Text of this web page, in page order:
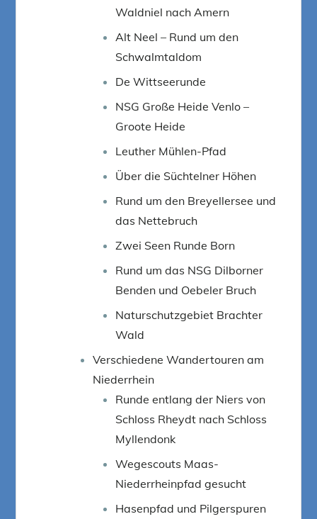
Waldniel nach Amern
Alt Neel – Rund um den
Schwalmtaldom
De Wittseerunde
NSG Große Heide Venlo –
Groote Heide
Leuther Mühlen-Pfad
Über die Süchtelner Höhen
Rund um den Breyellersee und
das Nettebruch
Zwei Seen Runde Born
Rund um das NSG Dilborner
Benden und Oebeler Bruch
Naturschutzgebiet Brachter
Wald
Verschiedene Wandertouren am
Niederrhein
Runde entlang der Niers von
Schloss Rheydt nach Schloss
Myllendonk
Wegescouts Maas-
Niederrheinpfad gesucht
Hasenpfad und Pilgerspuren